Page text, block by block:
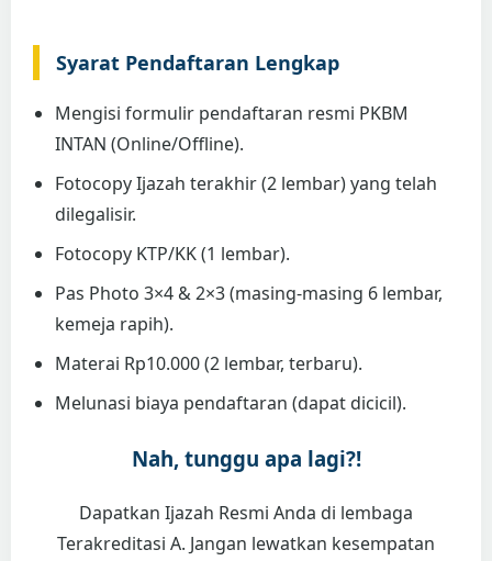
Syarat Pendaftaran Lengkap
Mengisi formulir pendaftaran resmi PKBM
INTAN (Online/Offline).
Fotocopy Ijazah terakhir (2 lembar) yang telah
dilegalisir.
Fotocopy KTP/KK (1 lembar).
Pas Photo 3×4 & 2×3 (masing-masing 6 lembar,
kemeja rapih).
Materai Rp10.000 (2 lembar, terbaru).
Melunasi biaya pendaftaran (dapat dicicil).
Nah, tunggu apa lagi?!
Dapatkan Ijazah Resmi Anda di lembaga
Terakreditasi A. Jangan lewatkan kesempatan